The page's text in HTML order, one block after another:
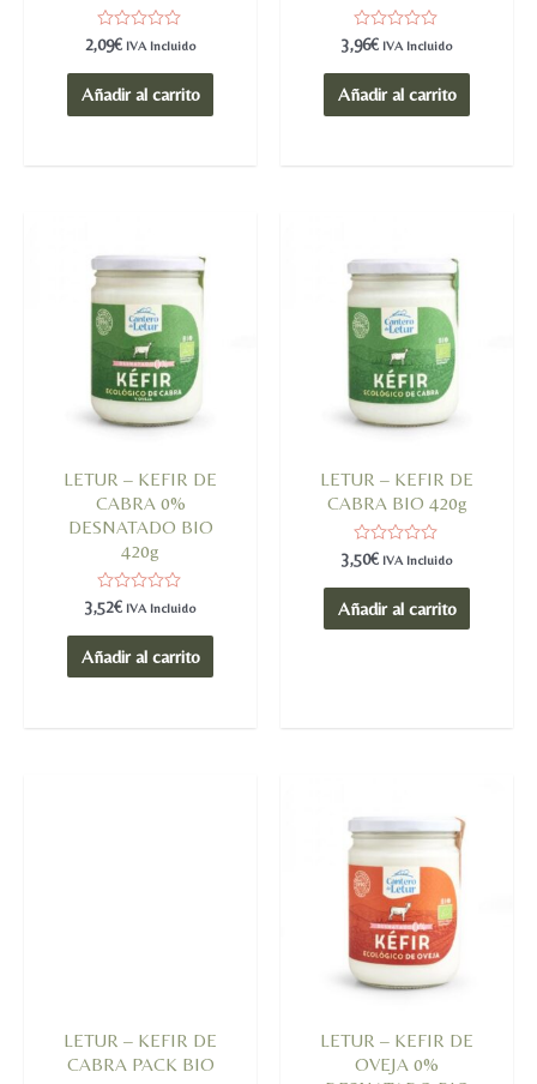
Valorado
en
0
de
5
2,09€ IVA Incluido
Añadir al carrito
Valorado
en
0
de
5
3,96€ IVA Incluido
Añadir al carrito
LETUR – KEFIR DE
CABRA 0%
DESNATADO BIO
420g
Valorado
en
0
de
5
3,52€ IVA Incluido
Añadir al carrito
LETUR – KEFIR DE
CABRA BIO 420g
Valorado
en
0
de
5
3,50€ IVA Incluido
Añadir al carrito
LETUR – KEFIR DE
CABRA PACK BIO
LETUR – KEFIR DE
OVEJA 0%